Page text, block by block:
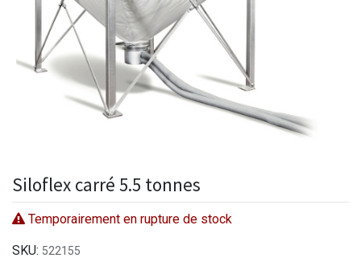
Siloflex carré 5.5 tonnes
Temporairement en rupture de stock
SKU: 522155